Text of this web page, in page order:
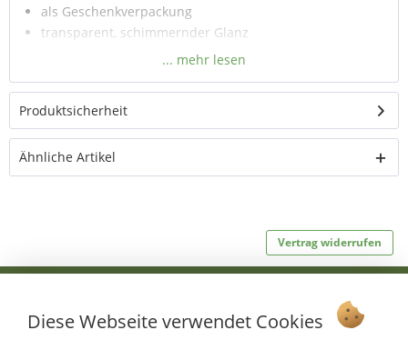
als Geschenkverpackung
transparent, schimmernder Glanz
ideal für Ihre Dekorationen
Produktsicherheit
Ähnliche Artikel
Vertrag widerrufen
Service Hotline
Diese Webseite verwendet Cookies